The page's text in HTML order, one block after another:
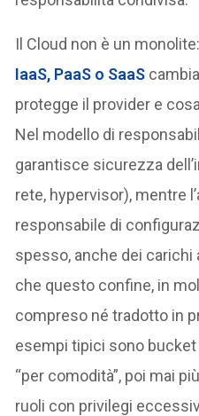
Il Cloud non è un
IaaS, PaaS o SaaS
protegge il provider e
Nel modello di
garantisce sicurezza
rete, hypervisor), mentre
responsabile di
spesso, anche dei carichi
che questo confine, in
compreso né tradotto in
esempi tipici sono
“per comodità”, poi mai
ruoli con privilegi